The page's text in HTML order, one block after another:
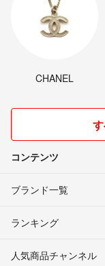
CHANEL
コンテンツ
ブランド一覧
ランキング
人気商品チャンネル